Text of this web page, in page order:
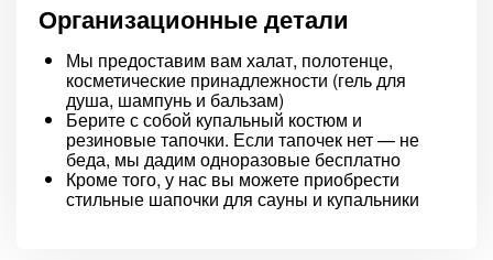
Организационные детали
Мы предоставим вам халат, полотенце,
косметические принадлежности (гель для
душа, шампунь и бальзам)
Берите с собой купальный костюм и
резиновые тапочки. Если тапочек нет — не
беда, мы дадим одноразовые бесплатно
Кроме того, у нас вы можете приобрести
стильные шапочки для сауны и купальники